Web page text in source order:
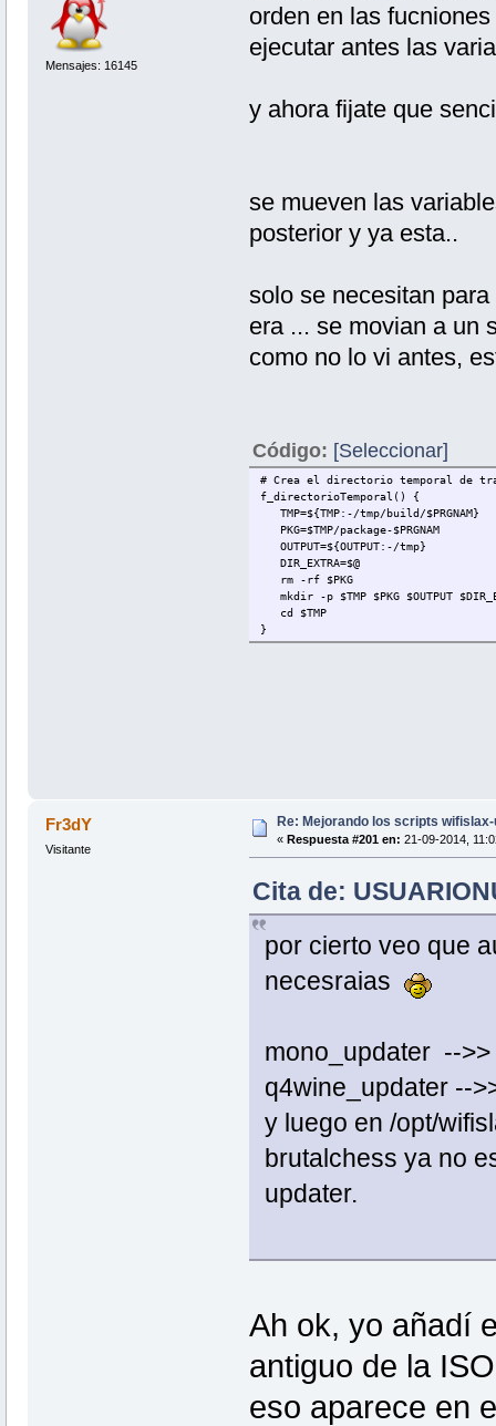
Mensajes: 16145
orden en las
ejecutar antes las
y ahora fijate que
se mueven las
posterior y ya esta..
solo se necesitan
era ... se movian a un
como no lo vi antes,
Código: [Seleccionar]
# Crea el directorio temporal de
f_directorioTemporal() {
TMP=${TMP:-/tmp/build/$PRGNAM}
PKG=$TMP/package-$PRGNAM
OUTPUT=${OUTPUT:-/tmp}
DIR_EXTRA=$@
rm -rf $PKG
mkdir -p $TMP $PKG $OUTPUT
cd $TMP
}
Fr3dY
Visitante
Re: Mejorando los scripts
« Respuesta #201 en: 21-09-2014,
Cita de:
por cierto veo que
necesraias
mono_updater --
q4wine_updater --
y luego en /opt/
brutalchess ya no
updater.
Ah ok, yo añadí
antiguo de la
eso aparece en